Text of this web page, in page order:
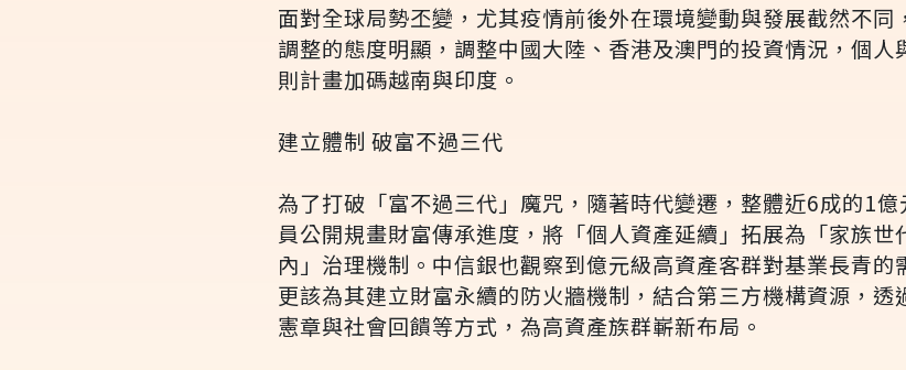
面對全球局勢丕變，尤其疫情前後外在環境變動與發展截然不
調整的態度明顯，調整中國大陸、香港及澳門的投資情況，個
則計畫加碼越南與印度。
建立體制 破富不過三代
為了打破「富不過三代」魔咒，隨著時代變遷，整體近6成的1
員公開規畫財富傳承進度，將「個人資產延續」拓展為「家族
內」治理機制。中信銀也觀察到億元級高資產客群對基業長青
更該為其建立財富永續的防火牆機制，結合第三方機構資源，
憲章與社會回饋等方式，為高資產族群嶄新布局。